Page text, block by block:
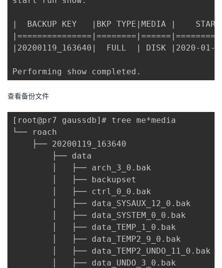
|  BACKUP KEY   |BKP TYPE|MEDIA |
|20200119_163640|  FULL  | DISK |2020-
Performing show completed.
查看备份文件
[root@pr7 gaussdb]# tree me*media
└── roach
├── 20200119_163640
├── data
│   ├── arch_3_0.bak
│   ├── backupset
│   ├── ctrl_0_0.bak
│   ├── data_SYSAUX_12_0.bak
│   ├── data_SYSTEM_0_0.bak
│   ├── data_TEMP_1_0.bak
│   ├── data_TEMP2_9_0.bak
│   ├── data_TEMP2_UNDO_11_0.bak
│   ├── data_UNDO_3_0.bak